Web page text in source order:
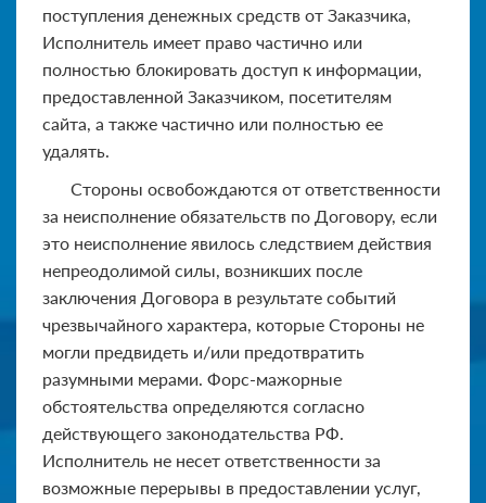
поступления денежных средств от Заказчика,
Исполнитель имеет право частично или
полностью блокировать доступ к информации,
предоставленной Заказчиком, посетителям
сайта, а также частично или полностью ее
удалять.
Стороны освобождаются от ответственности
за неисполнение обязательств по Договору, если
это неисполнение явилось следствием действия
непреодолимой силы, возникших после
заключения Договора в результате событий
чрезвычайного характера, которые Стороны не
могли предвидеть и/или предотвратить
разумными мерами. Форс-мажорные
обстоятельства определяются согласно
действующего законодательства РФ.
Исполнитель не несет ответственности за
возможные перерывы в предоставлении услуг,